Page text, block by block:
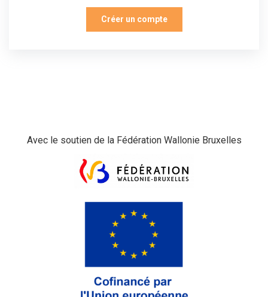
Créer un compte
Avec le soutien de la Fédération Wallonie Bruxelles